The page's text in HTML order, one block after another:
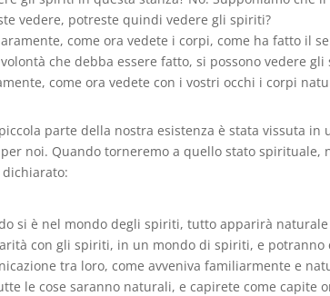
vedere, potreste quindi vedere gli spiriti?
come ora vedete i corpi, come ha fatto il
che debba essere fatto, si possono vedere
come ora vedete con i vostri occhi i corpi
parte della nostra esistenza è stata vissuta
noi. Quando torneremo a quello stato
dichiarato:
si è nel mondo degli spiriti, tutto apparirà
con gli spiriti, in un mondo di spiriti, e potranno
tra loro, come avveniva familiarmente e
le cose saranno naturali, e capirete come capite